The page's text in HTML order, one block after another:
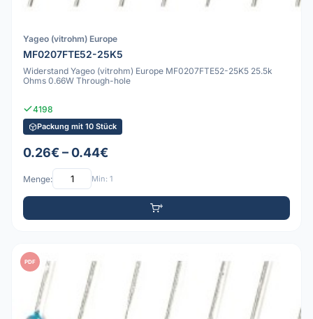
Yageo (vitrohm) Europe
MF0207FTE52-25K5
Widerstand Yageo (vitrohm) Europe MF0207FTE52-25K5 25.5k
Ohms 0.66W Through-hole
4198
Packung mit 10 Stück
0.26€ – 0.44€
Menge: Min: 1
PDF